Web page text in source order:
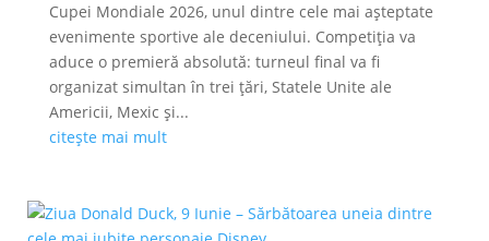
Cupei Mondiale 2026, unul dintre cele mai așteptate
evenimente sportive ale deceniului. Competiția va
aduce o premieră absolută: turneul final va fi
organizat simultan în trei țări, Statele Unite ale
Americii, Mexic și...
citește mai mult